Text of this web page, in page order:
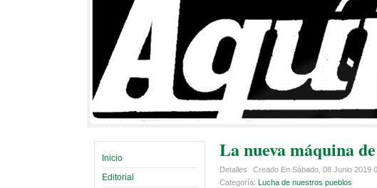
Inicio
Editorial
La nueva máquina
Detalles Creado En Sábado, 08 Junio 2019
Categoría: Lucha de nuestros pueblos